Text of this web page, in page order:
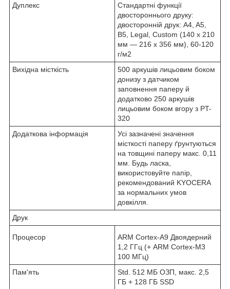
Дуплекс
Стандартні функції
двостороннього друку:
двосторонній друк: A4, A5,
B5, Legal, Custom (140 x 210
мм — 216 x 356 мм), 60-120
г/м2
Вихідна місткість
500 аркушів лицьовим боком
донизу з датчиком
заповнення паперу й
додатково 250 аркушів
лицьовим боком вгору з PT-
320
Додаткова інформація
Усі зазначені значення
місткості паперу ґрунтуються
на товщині паперу макс. 0,11
мм. Будь ласка,
використовуйте папір,
рекомендований KYOCERA
за нормальних умов
довкілля.
Друк
Процесор
ARM Cortex-A9 Двоядерний
1,2 ГГц (+ ARM Cortex-M3
100 МГц)
Пам'ять
Std. 512 МБ ОЗП, макс. 2,5
ГБ + 128 ГБ SSD